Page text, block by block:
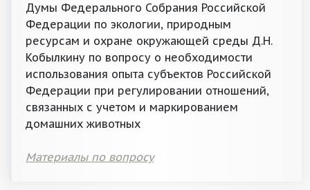
Думы Федерального Собрания Российской
Федерации по экологии, природным
ресурсам и охране окружающей среды Д.Н.
Кобылкину по вопросу о необходимости
использования опыта субъектов Российской
Федерации при регулировании отношений,
связанных с учетом и маркированием
домашних животных
Материалы по вопросу